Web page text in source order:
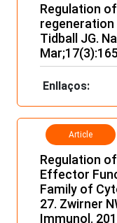
Regulation
Tidball JG.
Enllaços:
Article
Regulation
Effector
Family of
27. Zwirner
Immunol.